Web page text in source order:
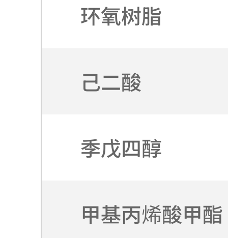
环氧树脂
己二酸
季戊四醇
甲基丙烯酸甲酯